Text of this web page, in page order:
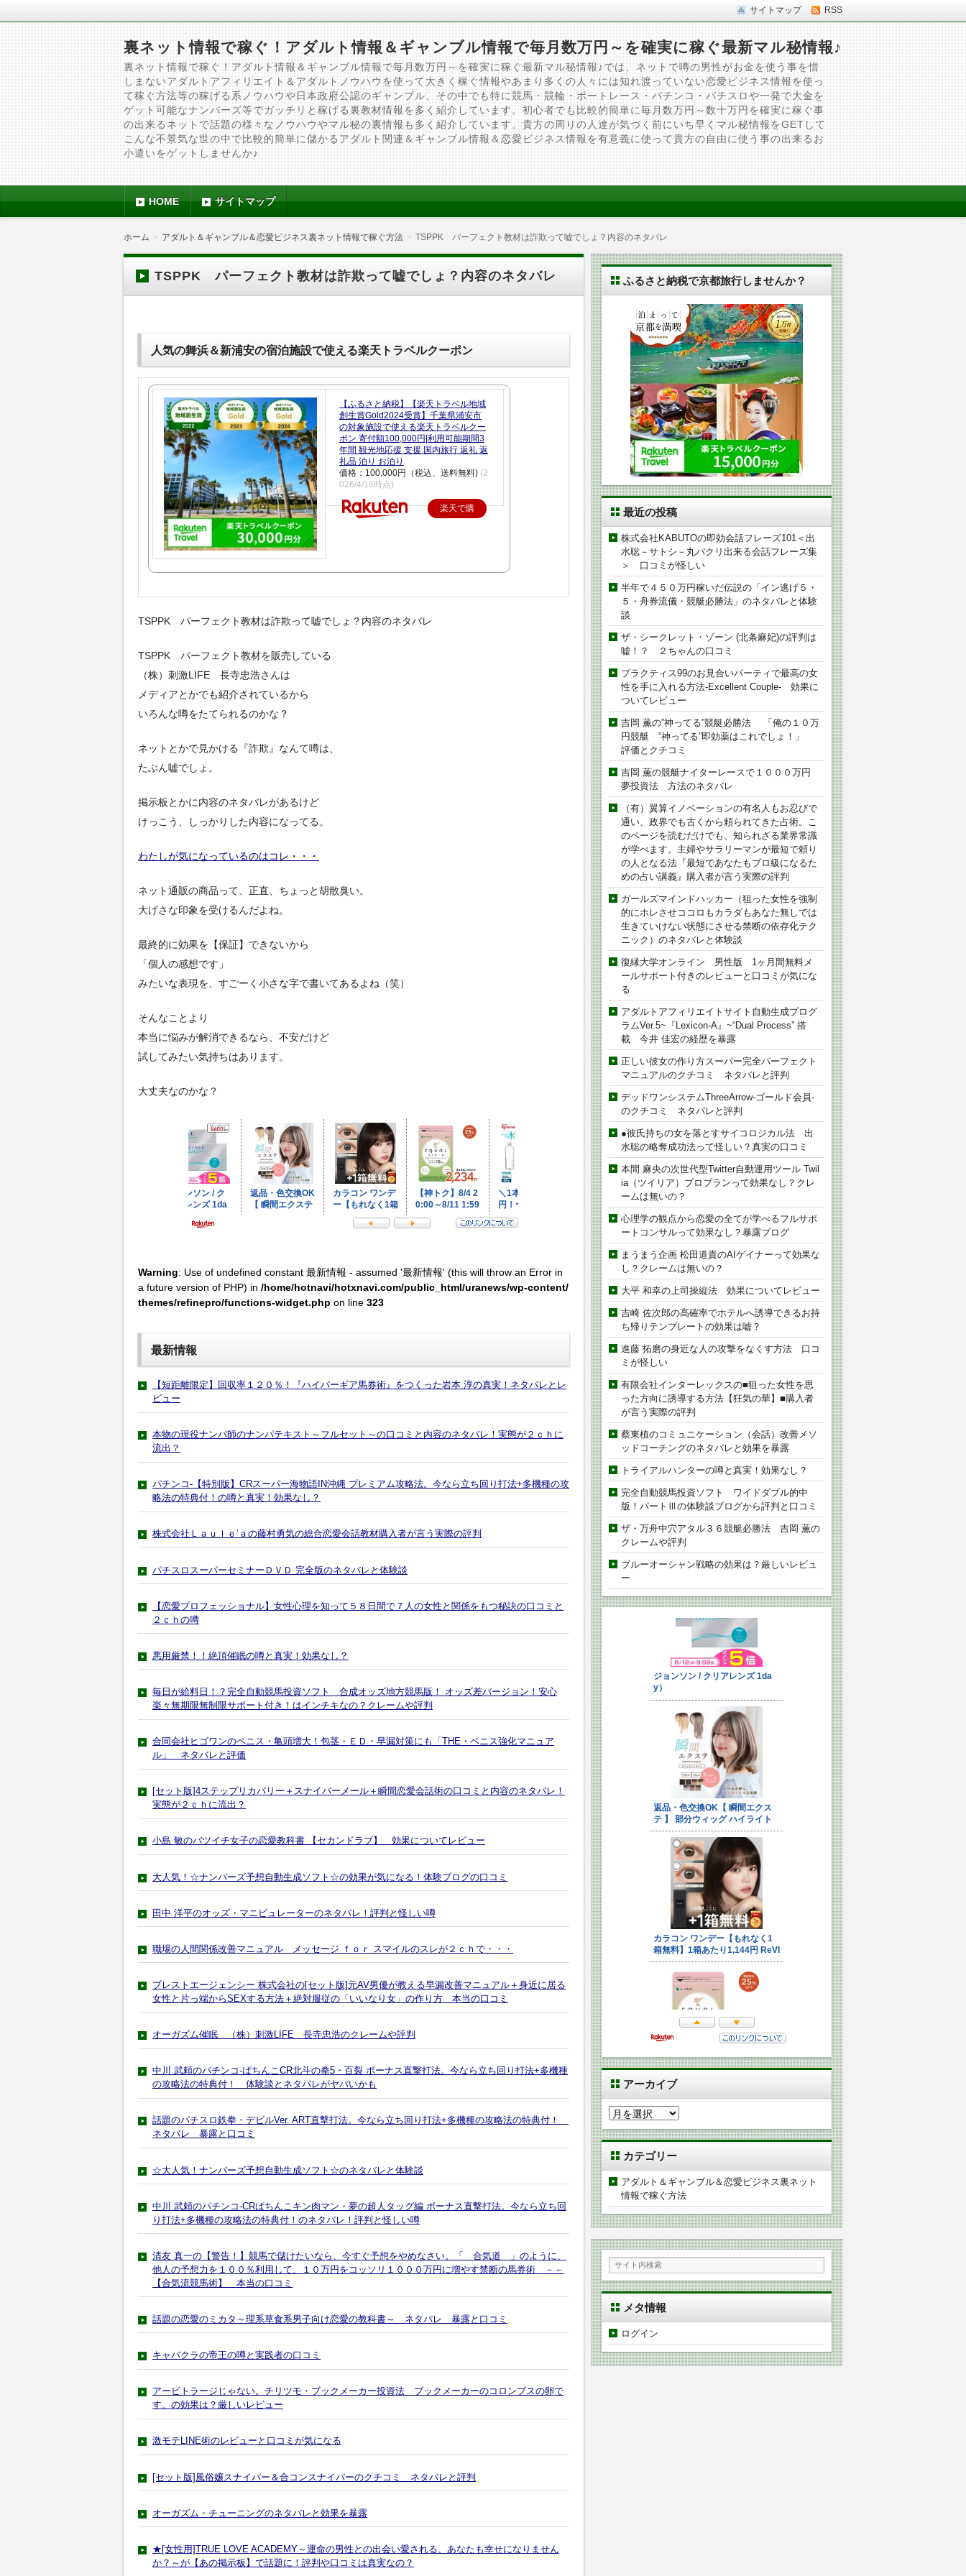
サイトマップ RSS
裏ネット情報で稼ぐ！アダルト情報＆ギャンブル情報で毎月数万円～を確実に稼ぐ最新マル秘情報♪
裏ネット情報で稼ぐ！アダルト情報＆ギャンブル情報で毎月数万円～を確実に稼ぐ最新マル秘情報♪では、ネットで噂の男性がお金を使う事を惜
しまないアダルトアフィリエイト＆アダルトノウハウを使って大きく稼ぐ情報やあまり多くの人々には知れ渡っていない恋愛ビジネス情報を使っ
て稼ぐ方法等の稼げる系ノウハウや日本政府公認のギャンブル、その中でも特に競馬・競輪・ボートレース・パチンコ・パチスロや一発で大金を
ゲット可能なナンバーズ等でガッチリと稼げる裏教材情報を多く紹介しています。初心者でも比較的簡単に毎月数万円～数十万円を確実に稼ぐ事
の出来るネットで話題の様々なノウハウやマル秘の裏情報も多く紹介しています。貴方の周りの人達が気づく前にいち早くマル秘情報をGETして
こんな不景気な世の中で比較的簡単に儲かるアダルト関連＆ギャンブル情報＆恋愛ビジネス情報を有意義に使って貴方の自由に使う事の出来るお
小遣いをゲットしませんか♪
HOME サイトマップ
ホーム アダルト＆ギャンブル＆恋愛ビジネス裏ネット情報で稼ぐ方法 TSPPK パーフェクト教材は詐欺って嘘でしょ？内容のネタバレ
TSPPK パーフェクト教材は詐欺って嘘でしょ？内容のネタバレ
人気の舞浜＆新浦安の宿泊施設で使える楽天トラベルクーポン
【ふるさと納税】【楽天トラベル地域
創生賞Gold2024受賞】千葉県浦安市
の対象施設で使える楽天トラベルクー
ポン 寄付額100,000円|利用可能期間3
年間 観光地応援 支援 国内旅行 返礼 返
礼品 泊り お泊り
価格：100,000円（税込、送料無料) (2
026/4/16時点)
楽天で購
TSPPK パーフェクト教材は詐欺って嘘でしょ？内容のネタバレ
TSPPK パーフェクト教材を販売している
（株）刺激LIFE 長寺忠浩さんは
メディアとかでも紹介されているから
いろんな噂をたてられるのかな？
ネットとかで見かける『詐欺』なんて噂は、
たぶん嘘でしょ。
掲示板とかに内容のネタバレがあるけど
けっこう、しっかりした内容になってる。
わたしが気になっているのはコレ・・・
ネット通販の商品って、正直、ちょっと胡散臭い。
大げさな印象を受けるんだよね。
最終的に効果を【保証】できないから
「個人の感想です」
みたいな表現を、すごーく小さな字で書いてあるよね（笑）
そんなことより
本当に悩みが解消できるなら、不安だけど
試してみたい気持ちはあります。
大丈夫なのかな？
Warning: Use of undefined constant 最新情報 - assumed '最新情報' (this will throw an Error in
a future version of PHP) in /home/hotnavi/hotxnavi.com/public_html/uranews/wp-content/
themes/refinepro/functions-widget.php on line 323
最新情報
【短距離限定】回収率１２０％！『ハイパーギア馬券術』をつくった岩本 淳の真実！ネタバレとレ
ビュー
本物の現役ナンパ師のナンパテキスト～フルセット～の口コミと内容のネタバレ！実態が２ｃｈに
流出？
パチンコ-【特別版】CRスーパー海物語IN沖縄 プレミアム攻略法。今なら立ち回り打法+多機種の攻
略法の特典付！の噂と真実！効果なし？
株式会社Ｌａｕｌｅ’ａの藤村勇気の総合恋愛会話教材購入者が言う実際の評判
パチスロスーパーセミナーＤＶＤ 完全版のネタバレと体験談
【恋愛プロフェッショナル】女性心理を知って５８日間で７人の女性と関係をもつ秘訣の口コミと
２ｃｈの噂
悪用厳禁！！絶頂催眠の噂と真実！効果なし？
毎日が給料日！？完全自動競馬投資ソフト 合成オッズ地方競馬版！ オッズ差バージョン！安心
楽々無期限無制限サポート付き！はインチキなの？クレームや評判
合同会社ヒゴワンのペニス・亀頭増大！包茎・ＥＤ・早漏対策にも「THE・ペニス強化マニュア
ル」 ネタバレと評価
[セット版]4ステップリカバリー＋スナイパーメール＋瞬間恋愛会話術の口コミと内容のネタバレ！
実態が２ｃｈに流出？
小島 敏のバツイチ女子の恋愛教科書 【セカンドラブ】 効果についてレビュー
大人気！☆ナンバーズ予想自動生成ソフト☆の効果が気になる！体験ブログの口コミ
田中 洋平のオッズ・マニピュレーターのネタバレ！評判と怪しい噂
職場の人間関係改善マニュアル メッセージ ｆｏｒ スマイルのスレが２ｃｈで・・・
プレストエージェンシー 株式会社の[セット版]元AV男優が教える早漏改善マニュアル＋身近に居る
女性と片っ端からSEXする方法＋絶対服従の「いいなり女」の作り方 本当の口コミ
オーガズム催眠 （株）刺激LIFE 長寺忠浩のクレームや評判
中川 武頼のパチンコ-ぱちんこCR北斗の拳5・百裂 ボーナス直撃打法。今なら立ち回り打法+多機種
の攻略法の特典付！ 体験談とネタバレがヤバいかも
話題のパチスロ鉄拳・デビルVer. ART直撃打法。今なら立ち回り打法+多機種の攻略法の特典付！
ネタバレ 暴露と口コミ
☆大人気！ナンバーズ予想自動生成ソフト☆のネタバレと体験談
中川 武頼のパチンコ-CRぱちんこキン肉マン・夢の超人タッグ編 ボーナス直撃打法。今なら立ち回
り打法+多機種の攻略法の特典付！のネタバレ！評判と怪しい噂
清友 真一の【警告！】競馬で儲けたいなら、今すぐ予想をやめなさい。「 合気道 」のように、
他人の予想力を１００％利用して、１０万円をコッソリ１０００万円に増やす禁断の馬券術 －－
【合気流競馬術】 本当の口コミ
話題の恋愛のミカタ～理系草食系男子向け恋愛の教科書～ ネタバレ 暴露と口コミ
キャバクラの帝王の噂と実践者の口コミ
アービトラージじゃない。チリツモ・ブックメーカー投資法 ブックメーカーのコロンブスの卵で
す。の効果は？厳しいレビュー
激モテLINE術のレビューと口コミが気になる
[セット版]風俗嬢スナイパー＆合コンスナイパーのクチコミ ネタバレと評判
オーガズム・チューニングのネタバレと効果を暴露
★[女性用]TRUE LOVE ACADEMY～運命の男性との出会い愛される、あなたも幸せになりません
か？～が【あの掲示板】で話題に！評判や口コミは真実なの？
ふるさと納税で京都旅行しませんか？
最近の投稿
株式会社KABUTOの即効会話フレーズ101＜出
水聡－サトシ－丸パクリ出来る会話フレーズ集
＞ 口コミが怪しい
半年で４５０万円稼いだ伝説の「イン逃げ５・
５・舟券流儀・競艇必勝法」のネタバレと体験
談
ザ・シークレット・ゾーン (北条麻妃)の評判は
嘘！？ ２ちゃんの口コミ
プラクティス99のお見合いパーティで最高の女
性を手に入れる方法-Excellent Couple- 効果に
ついてレビュー
吉岡 薫の”神ってる”競艇必勝法 「俺の１０万
円競艇 ”神ってる”即効薬はこれでしょ！」
評価とクチコミ
吉岡 薫の競艇ナイターレースで１０００万円
夢投資法 方法のネタバレ
（有）翼算イノベーションの有名人もお忍びで
通い、政界でも古くから頼られてきた占術。こ
のページを読むだけでも、知られざる業界常識
が学べます。主婦やサラリーマンが最短で頼り
の人となる法『最短であなたもプロ級になるた
めの占い講義』購入者が言う実際の評判
ガールズマインドハッカー（狙った女性を強制
的にホレさせココロもカラダもあなた無しでは
生きていけない状態にさせる禁断の依存化テク
ニック）のネタバレと体験談
復縁大学オンライン 男性版 1ヶ月間無料メ
ールサポート付きのレビューと口コミが気にな
る
アダルトアフィリエイトサイト自動生成プログ
ラムVer.5~『Lexicon-A』~“Dual Process” 搭
載 今井 佳宏の経歴を暴露
正しい彼女の作り方スーパー完全パーフェクト
マニュアルのクチコミ ネタバレと評判
デッドワンシステムThreeArrow-ゴールド会員-
のクチコミ ネタバレと評判
●彼氏持ちの女を落とすサイコロジカル法 出
水聡の略奪成功法って怪しい？真実の口コミ
本間 麻央の次世代型Twitter自動運用ツール Twil
ia（ツイリア）プロプランって効果なし？クレ
ームは無いの？
心理学の観点から恋愛の全てが学べるフルサポ
ートコンサルって効果なし？暴露ブログ
まうまう企画 松田道貴のAIゲイナーって効果な
し？クレームは無いの？
大平 和幸の上司操縦法 効果についてレビュー
吉崎 佐次郎の高確率でホテルへ誘導できるお持
ち帰りテンプレートの効果は嘘？
進藤 拓磨の身近な人の攻撃をなくす方法 口コ
ミが怪しい
有限会社インターレックスの■狙った女性を思
った方向に誘導する方法【狂気の華】■購入者
が言う実際の評判
蔡東植のコミュニケーション（会話）改善メソ
ッドコーチングのネタバレと効果を暴露
トライアルハンターの噂と真実！効果なし？
完全自動競馬投資ソフト ワイドダブル的中
版！パートⅢの体験談ブログから評判と口コミ
ザ・万舟中穴アタル３６競艇必勝法 吉岡 薫の
クレームや評判
ブルーオーシャン戦略の効果は？厳しいレビュ
ー
アーカイブ
ア
ー
カ
イ
ブ
カテゴリー
アダルト＆ギャンブル＆恋愛ビジネス裏ネット
情報で稼ぐ方法
メタ情報
ログイン